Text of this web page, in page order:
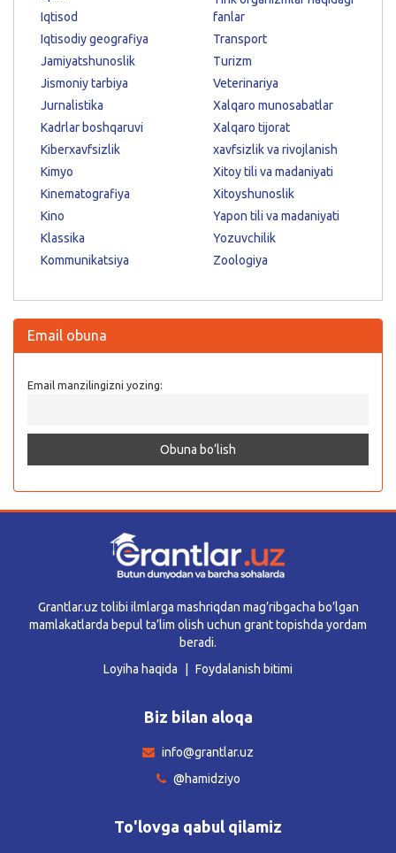
Iqtisod
Iqtisodiy geografiya
Jamiyatshunoslik
Jismoniy tarbiya
Jurnalistika
Kadrlar boshqaruvi
Kiberxavfsizlik
Kimyo
Kinematografiya
Kino
Klassika
Kommunikatsiya
fanlar
Transport
Turizm
Veterinariya
Xalqaro munosabatlar
Xalqaro tijorat
xavfsizlik va rivojlanish
Xitoy tili va madaniyati
Xitoyshunoslik
Yapon tili va madaniyati
Yozuvchilik
Zoologiya
Email obuna
Email manzilingizni yozing:
Grantlar.uz tolibi ilmlarga mashriqdan mag’ribgacha bo’lgan
mamlakatlarda bepul ta’lim olish uchun grant topishda yordam
beradi.
Loyiha haqida
Foydalanish bitimi
Biz bilan aloqa
info@grantlar.uz
@hamidziyo
To'lovga qabul qilamiz